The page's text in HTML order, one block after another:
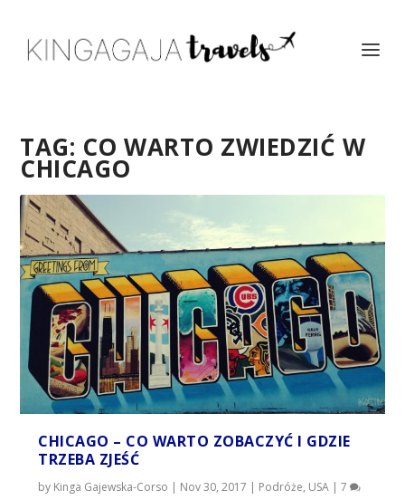
TAG: CO WARTO ZWIEDZIĆ W
CHICAGO
CHICAGO – CO WARTO ZOBACZYĆ I GDZIE
TRZEBA ZJEŚĆ
by Kinga Gajewska-Corso | Nov 30, 2017 | Podróże, USA |7